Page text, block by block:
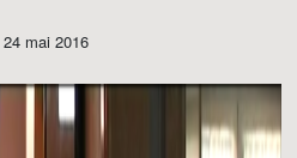
mai 2016